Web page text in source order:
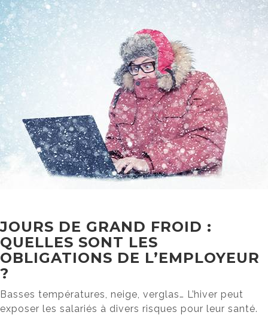
JOURS DE GRAND FROID :
QUELLES SONT LES
OBLIGATIONS DE L’EMPLOYEUR
?
Basses températures, neige, verglas… L’hiver peut
exposer les salariés à divers risques pour leur santé.